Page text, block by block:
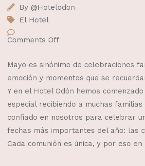
By @Hotelodon
El Hotel
Comments Off
Mayo es sinónimo de celebraciones
emoción y momentos que se
Y en el Hotel Odón hemos
especial recibiendo a muchas familias
confiado en nosotros para celebrar
fechas más importantes del año: las
Cada comunión es única, y por eso en